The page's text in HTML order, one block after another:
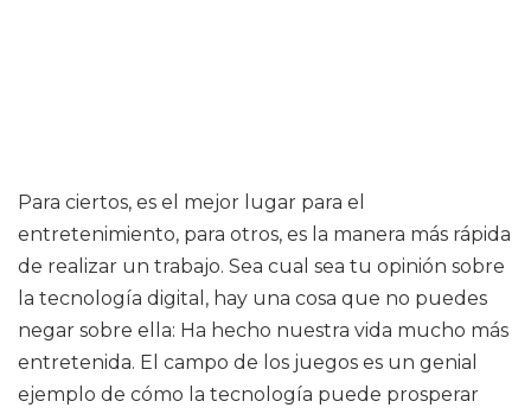
Para ciertos, es el mejor lugar para el
entretenimiento, para otros, es la manera más rápida
de realizar un trabajo. Sea cual sea tu opinión sobre
la tecnología digital, hay una cosa que no puedes
negar sobre ella: Ha hecho nuestra vida mucho más
entretenida. El campo de los juegos es un genial
ejemplo de cómo la tecnología puede prosperar